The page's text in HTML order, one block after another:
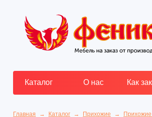
Каталог О нас Как
Главная Каталог Прихожие Прихожие